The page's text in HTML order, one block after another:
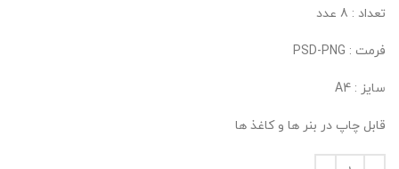
تعداد : 8 عدد
فرمت : PSD-PNG
سایز : A4
قابل چاپ در بنر ها و کاغذ ها